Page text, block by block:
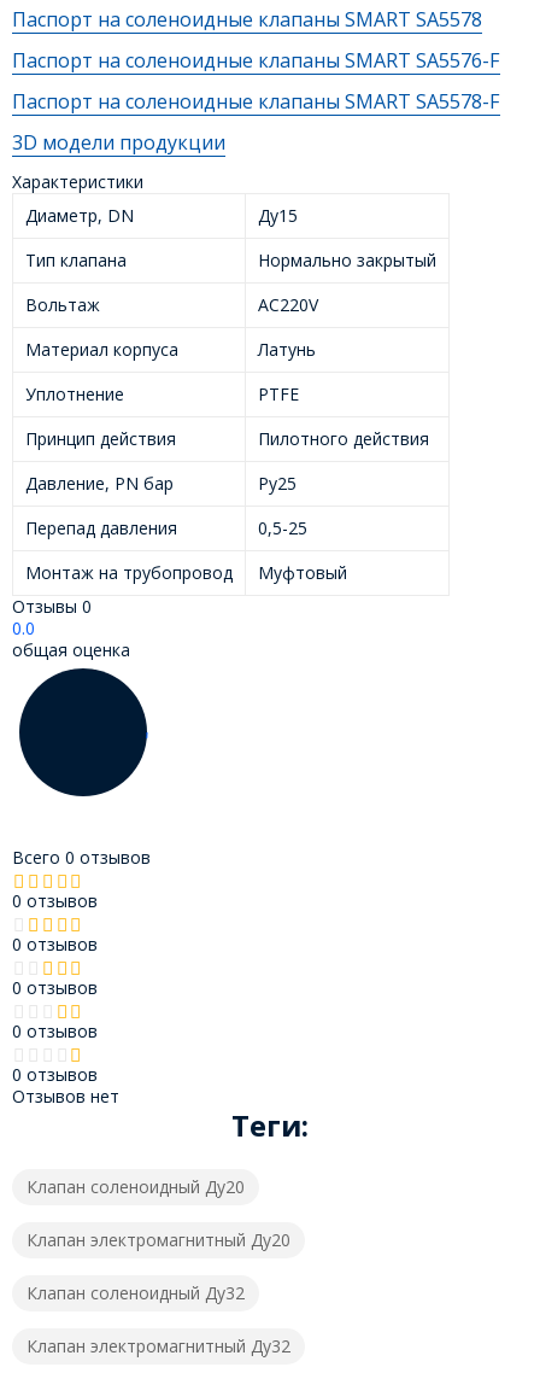
Паспорт на соленоидные клапаны SMART SA5578
Паспорт на соленоидные клапаны SMART SA5576-F
Паспорт на соленоидные клапаны SMART SA5578-F
3D модели продукции
Характеристики
Диаметр, DN
Ду15
Тип клапана
Нормально закрытый
Вольтаж
AC220V
Материал корпуса
Латунь
Уплотнение
PTFE
Принцип действия
Пилотного действия
Давление, PN бар
Ру25
Перепад давления
0,5-25
Монтаж на трубопровод
Муфтовый
Отзывы 0
0.0
общая оценка
Всего 0 отзывов
0 отзывов
0 отзывов
0 отзывов
0 отзывов
0 отзывов
Отзывов нет
Теги:
Клапан соленоидный Ду20
Клапан электромагнитный Ду20
Клапан соленоидный Ду32
Клапан электромагнитный Ду32